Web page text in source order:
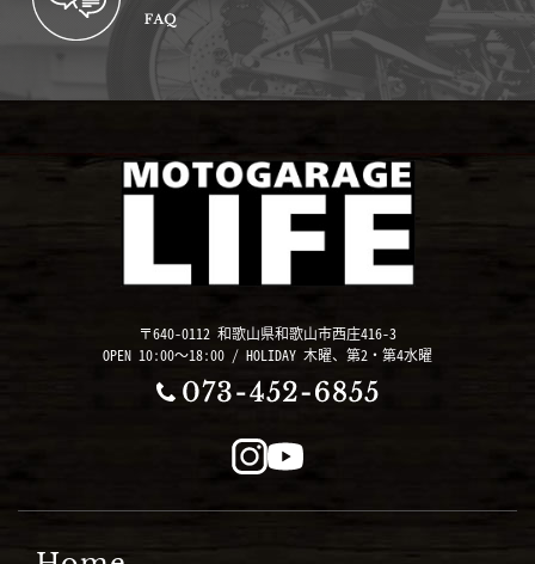
〒640-0112 和歌山県和歌山市西庄416-3
OPEN 10:00～18:00 / HOLIDAY 木曜、第2・第4水曜